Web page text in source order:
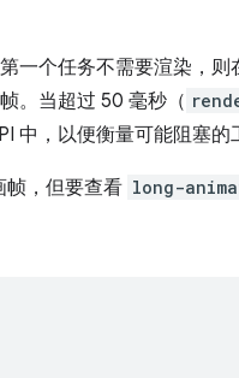
一个任务不需要渲染，则
。当超过 50 毫秒（
中，以便衡量可能阻塞的
帧，但要查看 long-